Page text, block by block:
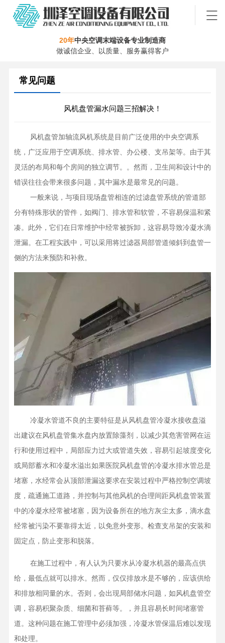
20年中央空调末端设备专业制造商
做诚信企业、以质量、服务赢得客户
常见问题
风机盘管漏水问题三招解决！
统，广泛应用于空调系统、排水管、办公楼、支吊架等。由于其
灵活的布局和每个房间的独立调节。。然而，卫生间和设计中的
错误往往会带来很多问题，其中漏水是最常见的问题。
分有特殊形状的管件，如阀门、排水管和软管，不容易保温和紧
凑。此外，它们在日常维护中经常被拆卸，这容易导致冷凝水滴
泄漏。在工程实践中，可以采用将过滤器局部管道倾斜到盘管一
侧的方法来预防和补救。
出建议在风机盘管集水盘内放置除藻剂，以减少其危害管网在运
行和使用过程中，局部应力过大或管道失效，容易引起坡度变化
或局部蓄水和冷凝水溢出如果医院风机盘管的冷凝水排水管总是
堵塞，水经常会从顶部泄漏这要求在安装过程中严格控制空调坡
度，疏通施工道路，并控制与其他风机的合理间距风机盘管装置
中的冷凝水经常被堵塞，因为设备所在的地方灰尘太多，滴水盘
经常被污染不要靠得太近，以免意外变形。检查支吊架的安装和
固定点，防止变形和脱落。
给，最低点就可以排水。然而，仅仅排放水是不够的，应该供给
和排放相同量的水。否则，会出现局部储水问题，如风机盘管空
调，容易积聚杂质、细菌和苔藓等。，并且容易长时间堵塞管
道。这种问题在施工管理中必须加强，冷凝水管保温后难以发现
和处理。